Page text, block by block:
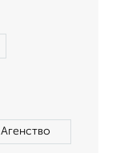
Агенство